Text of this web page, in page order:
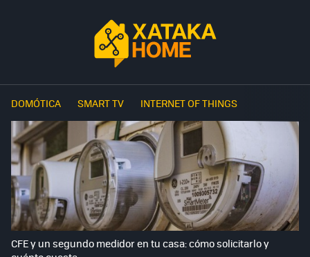
DOMÓTICA SMART TV INTERNET OF THINGS
CFE y un segundo medidor en tu casa: cómo solicitarlo y